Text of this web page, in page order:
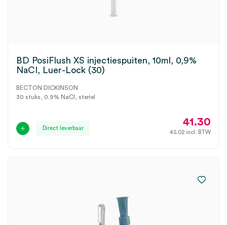
BD PosiFlush XS injectiespuiten, 10ml, 0,9%
NaCI, Luer-Lock (30)
BECTON DICKINSON
30 stuks, 0.9% NaCl, steriel
Direct leverbaar
41.30
45.02 incl. BTW